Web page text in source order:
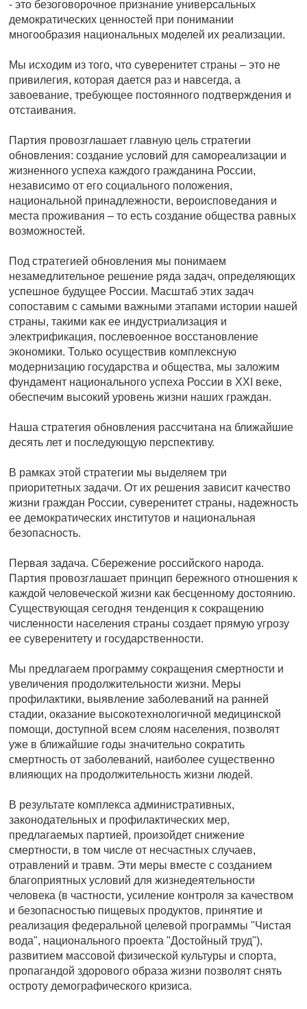
- это безоговорочное признание универсальных
демократических ценностей при понимании
многообразия национальных моделей их реализации.
Мы исходим из того, что суверенитет страны – это не
привилегия, которая дается раз и навсегда, а
завоевание, требующее постоянного подтверждения и
отстаивания.
Партия провозглашает главную цель стратегии
обновления: создание условий для самореализации и
жизненного успеха каждого гражданина России,
независимо от его социального положения,
национальной принадлежности, вероисповедания и
места проживания – то есть создание общества равных
возможностей.
Под стратегией обновления мы понимаем
незамедлительное решение ряда задач, определяющих
успешное будущее России. Масштаб этих задач
сопоставим с самыми важными этапами истории нашей
страны, такими как ее индустриализация и
электрификация, послевоенное восстановление
экономики. Только осуществив комплексную
модернизацию государства и общества, мы заложим
фундамент национального успеха России в XXI веке,
обеспечим высокий уровень жизни наших граждан.
Наша стратегия обновления рассчитана на ближайшие
десять лет и последующую перспективу.
В рамках этой стратегии мы выделяем три
приоритетных задачи. От их решения зависит качество
жизни граждан России, суверенитет страны, надежность
ее демократических институтов и национальная
безопасность.
Первая задача. Сбережение российского народа.
Партия провозглашает принцип бережного отношения к
каждой человеческой жизни как бесценному достоянию.
Существующая сегодня тенденция к сокращению
численности населения страны создает прямую угрозу
ее суверенитету и государственности.
Мы предлагаем программу сокращения смертности и
увеличения продолжительности жизни. Меры
профилактики, выявление заболеваний на ранней
стадии, оказание высокотехнологичной медицинской
помощи, доступной всем слоям населения, позволят
уже в ближайшие годы значительно сократить
смертность от заболеваний, наиболее существенно
влияющих на продолжительность жизни людей.
В результате комплекса административных,
законодательных и профилактических мер,
предлагаемых партией, произойдет снижение
смертности, в том числе от несчастных случаев,
отравлений и травм. Эти меры вместе с созданием
благоприятных условий для жизнедеятельности
человека (в частности, усиление контроля за качеством
и безопасностью пищевых продуктов, принятие и
реализация федеральной целевой программы "Чистая
вода", национального проекта "Достойный труд"),
развитием массовой физической культуры и спорта,
пропагандой здорового образа жизни позволят снять
остроту демографического кризиса.